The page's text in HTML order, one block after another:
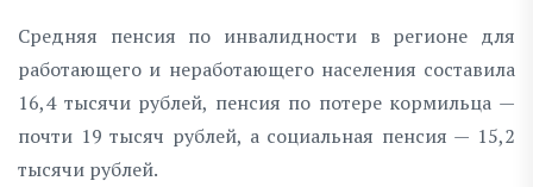
Средняя пенсия по инвалидности в регионе для
работающего и неработающего населения составила
16,4 тысячи рублей, пенсия по потере кормильца —
почти 19 тысяч рублей, а социальная пенсия — 15,2
тысячи рублей.